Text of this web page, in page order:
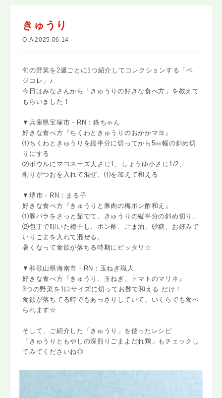
きゅうり
O.A 2025.06.14
旬の野菜を2週ごとに1つ紹介してコレクションする「ベ
ジコレ」♪
今日はみなさんから「きゅうりの好きな食べ方」を教えて
もらいました！
▼兵庫県宝塚市・RN：鉄ちゃん
好きな食べ方『ちくわときゅうりのおかかマヨ』
⑴ちくわときゅうりを縦半分に切ってから5㎜幅の斜め切
りにする
⑵ボウルにマヨネーズ大さじ1、しょうゆ小さじ1/2、
削りがつおを入れて混ぜ、⑴を加えて和える
▼堺市・RN：まる子
好きな食べ方『きゅうりと豚肉の梅ポン酢和え』
⑴豚バラをさっと茹でて、きゅうりの縦半分の斜め切り。
⑵包丁で叩いた梅干し、ポン酢、ごま油、砂糖、お好みで
いりごまを入れて混ぜる。
暑くなって食欲が落ちる時期にピッタリ☆
▼和歌山県海南市・RN：玉ねぎ職人
好きな食べ方『きゅうり、玉ねぎ、トマトのマリネ』
3つの野菜を1口サイズに切ってお酢で和える だけ！
食欲が落ちてる時でもあっさりしていて、いくらでも食べ
られます☆
そして、ご紹介した「きゅうり」を使ったレシピ
「きゅうりともやしの深煎りごまよだれ鶏」もチェックし
てみてくださいね◎